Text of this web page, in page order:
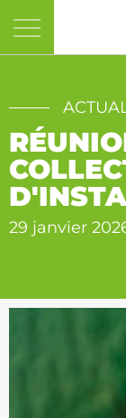
29 janvier
Panneau de